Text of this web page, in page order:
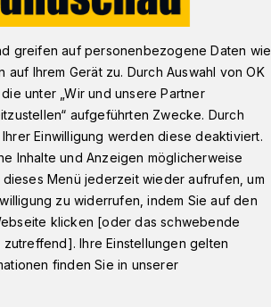
eröffnet ein
greifen auf personenbezogene Daten wie
Ihrem Gerät zu. Durch Auswahl von OK
unter „Wir und unsere Partner
aufgeführten Zwecke. Durch
Einwilligung werden diese deaktiviert.
Inhalte und Anzeigen möglicherweise
Menü jederzeit wieder aufrufen, um
zu widerrufen, indem Sie auf den
klicken [oder das schwebende
Ihre Einstellungen gelten
finden Sie in unserer